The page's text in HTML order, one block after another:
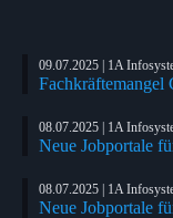
09.07.2025 | 1A
Fachkräftemangel
08.07.2025 | 1A
Neue Jobportale
08.07.2025 | 1A
Neue Jobportale